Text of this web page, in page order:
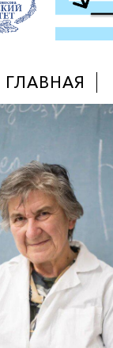
ГЛАВНАЯ